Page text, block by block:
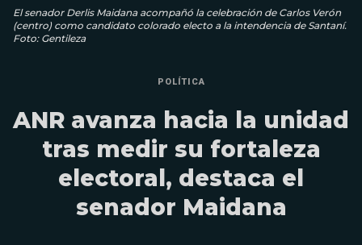
El senador Derlis Maidana acompañó la celebración de Carlos Verón
(centro) como candidato colorado electo a la intendencia de Santaní.
Foto: Gentileza
POLÍTICA
ANR avanza hacia la unidad
tras medir su fortaleza
electoral, destaca el
senador Maidana